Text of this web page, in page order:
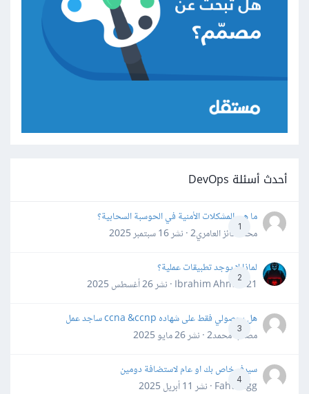
أحدث أسئلة DevOps
1
ما هي المشكلات الأمنية في الحوسبة السحابية؟
محمد فائز العامري2 · نشر
16 سبتمبر 2025
2
لماذا لا يوجد تطبيقات عملية؟
Ibrahim Ahmed21 · نشر
26 أغسطس 2025
3
هل بحصولي فقط على شهاده ccna &ccnp ساجد عمل
مصعب محمد2 · نشر
26 مايو 2025
4
سيرفر خاص بك او عام لاستضافة دومين
Fahd Ggg · نشر
11 أبريل 2025